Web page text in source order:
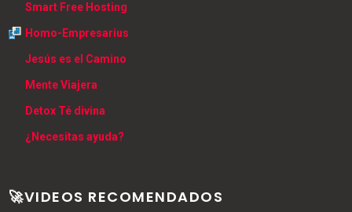
Smart Free Hosting
Homo-Empresarius
Jesús es el Camino
Mente Viajera
Detox Té divina
¿Necesitas ayuda?
🚀VIDEOS RECOMENDADOS